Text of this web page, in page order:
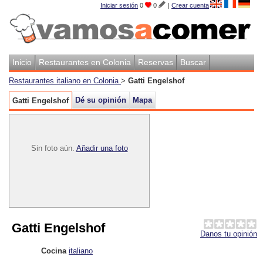
Iniciar sesión 0 0 | Crear cuenta
Inicio Restaurantes en Colonia Reservas Buscar
Restaurantes italiano en Colonia > Gatti Engelshof
Gatti Engelshof Dé su opinión Mapa
Sin foto aún. Añadir una foto
Danos tu opinión
Gatti Engelshof
Cocina italiano